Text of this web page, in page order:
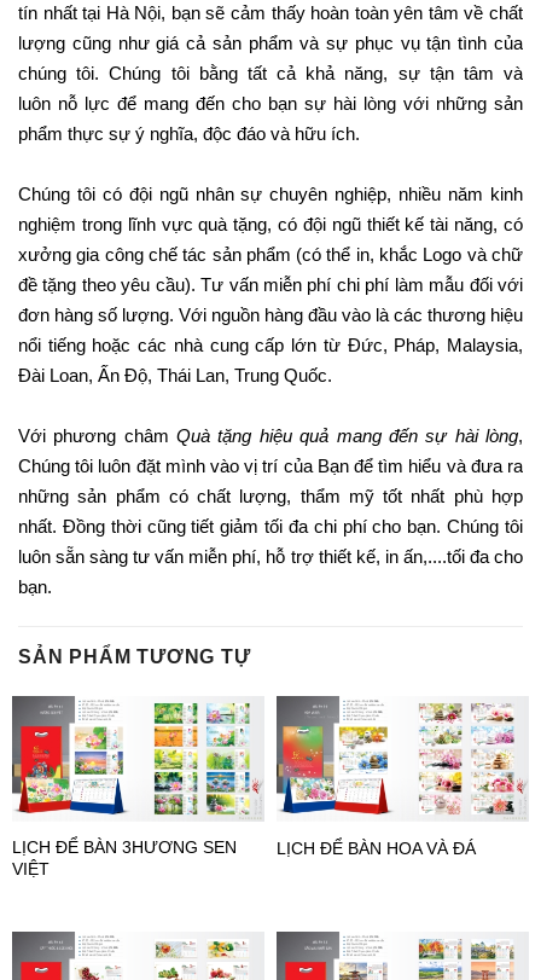
tín nhất tại Hà Nội, bạn sẽ cảm thấy hoàn toàn yên tâm về chất
lượng cũng như giá cả sản phẩm và sự phục vụ tận tình của
chúng tôi. Chúng tôi bằng tất cả khả năng, sự tận tâm và
luôn nỗ lực để mang đến cho bạn sự hài lòng với những sản
phẩm thực sự ý nghĩa, độc đáo và hữu ích.
Chúng tôi có đội ngũ nhân sự chuyên nghiệp, nhiều năm kinh
nghiệm trong lĩnh vực quà tặng, có đội ngũ thiết kế tài năng, có
xưởng gia công chế tác sản phẩm (có thể in, khắc Logo và chữ
đề tặng theo yêu cầu). Tư vấn miễn phí chi phí làm mẫu đối với
đơn hàng số lượng. Với nguồn hàng đầu vào là các thương hiệu
nổi tiếng hoặc các nhà cung cấp lớn từ Đức, Pháp, Malaysia,
Đài Loan, Ấn Độ, Thái Lan, Trung Quốc.
Với phương châmQuà tặng hiệu quả mang đến sự hài lòng,
Chúng tôi luôn đặt mình vào vị trí của Bạn để tìm hiểu và đưa ra
những sản phẩm có chất lượng, thẩm mỹ tốt nhất phù hợp
nhất. Đồng thời cũng tiết giảm tối đa chi phí cho bạn. Chúng tôi
luôn sẵn sàng tư vấn miễn phí, hỗ trợ thiết kế, in ấn,....tối đa cho
bạn.
SẢN PHẨM TƯƠNG TỰ
LỊCH ĐỂ BÀN 3HƯƠNG SEN
VIỆT
LỊCH ĐỂ BÀN HOA VÀ ĐÁ